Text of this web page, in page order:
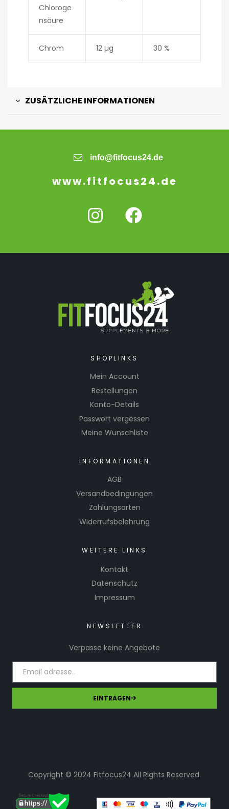
Chloroge
nsäure
Chrom 12 µg 30 %
ZUSÄTZLICHE INFORMATIONEN
info@fitfocus24.de
www.fitfocus24.de
SHOPLINKS
Mein Account
Bestellungen
Konto-Details
Passwort vergessen
Meine Wunschliste
INFORMATIONEN
AGB
Versandbedingungen
Zahlungsarten
Widerrufsbelehrung
WEITERE LINKS
Kontakt
Datenschutz
Impressum
NEWSLETTER
Verpasse keine Angebote
EINTRAGEN
Copyright © 2024 Fitfocus24 All Rights Reserved.